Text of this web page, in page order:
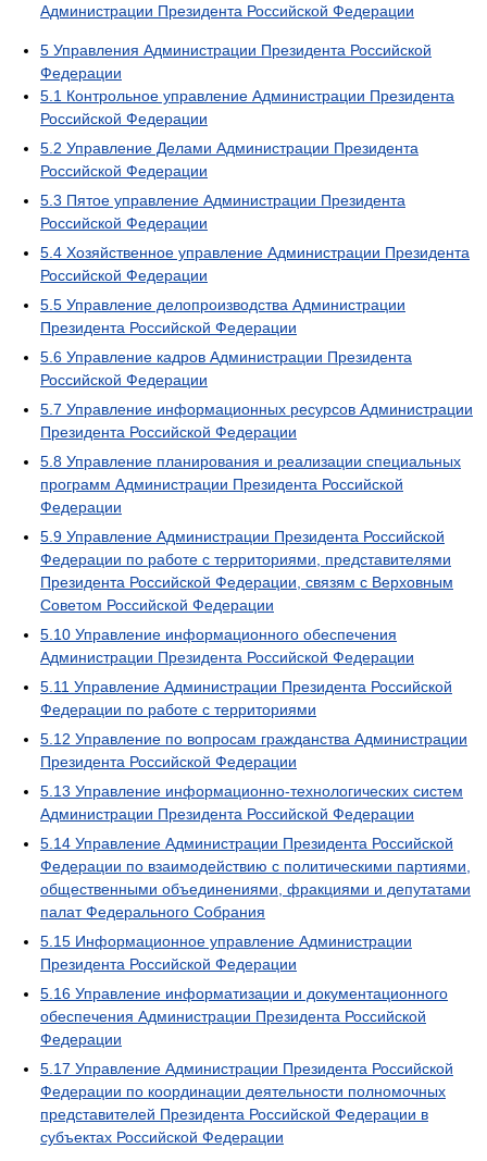
Администрации Президента Российской Федерации
5 Управления Администрации Президента Российской
Федерации
5.1 Контрольное управление Администрации Президента
Российской Федерации
5.2 Управление Делами Администрации Президента
Российской Федерации
5.3 Пятое управление Администрации Президента
Российской Федерации
5.4 Хозяйственное управление Администрации Президента
Российской Федерации
5.5 Управление делопроизводства Администрации
Президента Российской Федерации
5.6 Управление кадров Администрации Президента
Российской Федерации
5.7 Управление информационных ресурсов Администрации
Президента Российской Федерации
5.8 Управление планирования и реализации специальных
программ Администрации Президента Российской
Федерации
5.9 Управление Администрации Президента Российской
Федерации по работе с территориями, представителями
Президента Российской Федерации, связям с Верховным
Советом Российской Федерации
5.10 Управление информационного обеспечения
Администрации Президента Российской Федерации
5.11 Управление Администрации Президента Российской
Федерации по работе с территориями
5.12 Управление по вопросам гражданства Администрации
Президента Российской Федерации
5.13 Управление информационно-технологических систем
Администрации Президента Российской Федерации
5.14 Управление Администрации Президента Российской
Федерации по взаимодействию с политическими партиями,
общественными объединениями, фракциями и депутатами
палат Федерального Собрания
5.15 Информационное управление Администрации
Президента Российской Федерации
5.16 Управление информатизации и документационного
обеспечения Администрации Президента Российской
Федерации
5.17 Управление Администрации Президента Российской
Федерации по координации деятельности полномочных
представителей Президента Российской Федерации в
субъектах Российской Федерации